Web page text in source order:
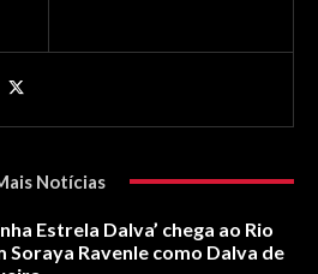
Notícias
Estrela Dalva’ chega ao Rio
Soraya Ravenle como Dalva de